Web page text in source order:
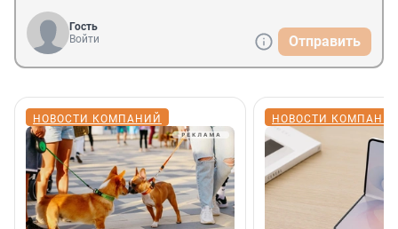
Гость
Войти
Отправить
НОВОСТИ КОМПАНИЙ НОВОСТИ